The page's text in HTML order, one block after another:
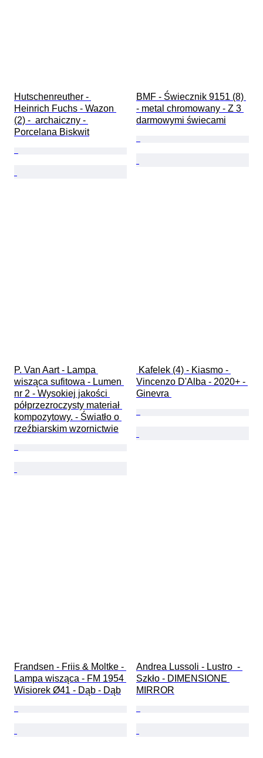
Hutschenreuther -
Heinrich Fuchs - Wazon
(2) -  archaiczny -
Porcelana Biskwit
BMF - Świecznik 9151 (8)
- metal chromowany - Z 3
darmowymi świecami
P. Van Aart - Lampa
wisząca sufitowa - Lumen
nr 2 - Wysokiej jakości
półprzezroczysty materiał
kompozytowy. - Światło o
rzeźbiarskim wzornictwie
Vincenzo D'Alba - 2020+ -
Ginevra
Frandsen - Friis & Moltke -
Lampa wisząca - FM 1954
Wisiorek Ø41 - Dąb - Dąb
Andrea Lussoli - Lustro  -
Szkło - DIMENSIONE
MIRROR